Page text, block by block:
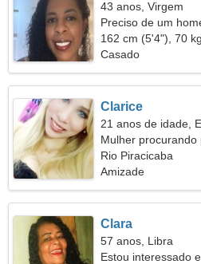
43 anos, Virgem
Preciso de um
162 cm (5'4"), 70
Casado
Clarice
21 anos de idade,
Mulher procurando
Rio Piracicaba
Amizade
Clara
57 anos, Libra
Estou interessado